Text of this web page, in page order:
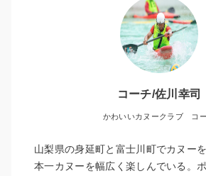
コーチ/佐川幸司
かわいいカヌークラブ コ
山梨県の身延町と富士川町でカヌー
本一カヌーを幅広く楽しんでいる。